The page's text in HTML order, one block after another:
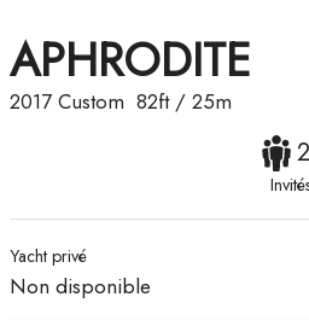
APHRODITE
2017 Custom 82ft/ 25m
Yacht privé
Non disponible